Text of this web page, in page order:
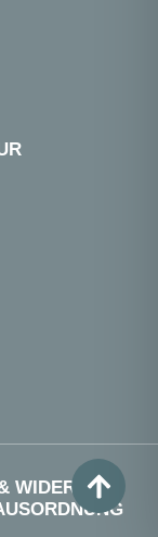
WIDERRUF